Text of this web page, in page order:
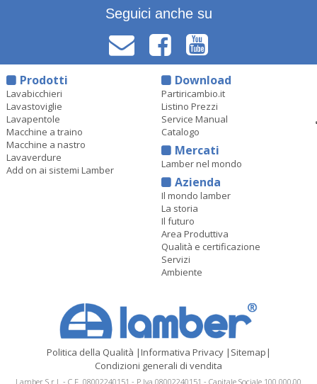
Seguici anche su
Prodotti
Lavabicchieri
Lavastoviglie
Lavapentole
Macchine a traino
Macchine a nastro
Lavaverdure
Add on ai sistemi Lamber
Download
Partiricambio.it
Listino Prezzi
Service Manual
Catalogo
Mercati
Lamber nel mondo
Azienda
Il mondo lamber
La storia
Il futuro
Area Produttiva
Qualità e certificazione
Servizi
Ambiente
Politica della Qualità |Informativa Privacy| Sitemap|
Condizioni generali di vendita
Lamber S.r.l. - C.F. 08002240151 - P.Iva 08002240151 - Capitale Sociale 100.000,00